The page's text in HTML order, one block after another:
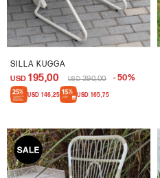
SILLA KUGGA
USD 195,00 USD 390,00 50
USD 146,25 USD 165,75